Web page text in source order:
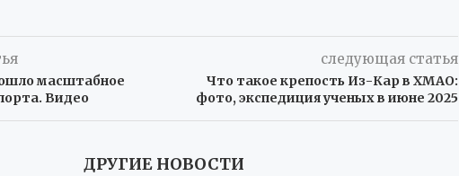
масштабное
Видео
следующая статья
Что такое крепость Из-Кар в ХМАО:
фото, экспедиция ученых в июне 2025
ДРУГИЕ НОВОСТИ